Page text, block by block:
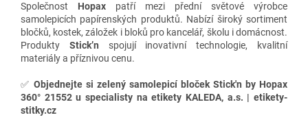
Společnost Hopax patří mezi přední světové výrobce
samolepicích papírenských produktů. Nabízí široký sortiment
bločků, kostek, záložek i bloků pro kancelář, školu i domácnost.
Produkty Stick’n spojují inovativní technologie, kvalitní
materiály a příznivou cenu.
✅ Objednejte si zelený samolepicí bloček Stick'n by Hopax
360° 21552 u specialisty na etikety KALEDA, a.s. | etikety-
stitky.cz